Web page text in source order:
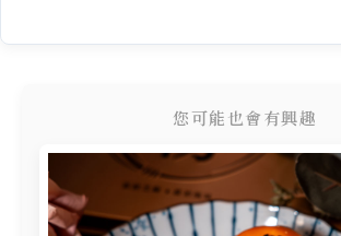
您可能也會有興趣